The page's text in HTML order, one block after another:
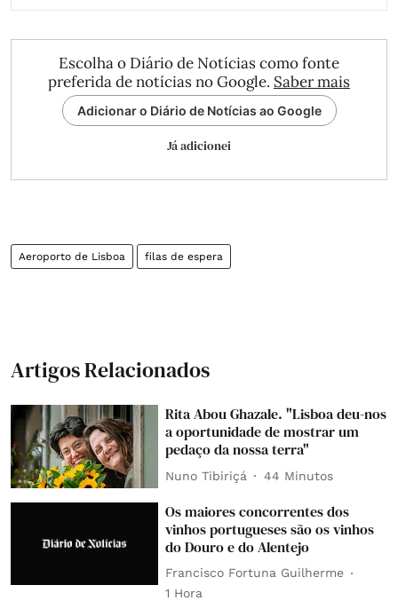
Escolha o Diário de Notícias como fonte
preferida de notícias no Google. Saber mais
Adicionar o Diário de Notícias ao Google
Já adicionei
Aeroporto de Lisboa filas de espera
Artigos Relacionados
Rita Abou Ghazale. "Lisboa deu-nos
a oportunidade de mostrar um
pedaço da nossa terra"
Nuno Tibiriçá 44 Minutos
Os maiores concorrentes dos
vinhos portugueses são os vinhos
do Douro e do Alentejo
Francisco Fortuna Guilherme
1 Hora